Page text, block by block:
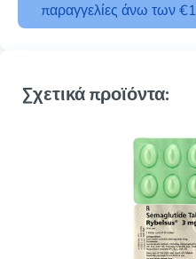
παραγγελίες άνω των
Σχετικά προϊόντα: